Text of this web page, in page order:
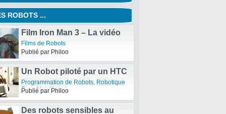
ROBOTS ...
Film Iron Man 3 – La vidéo
du Trailer du SuperBowl
2013
Films de Robots
Publié par Philoo
Un Robot piloté par un HTC